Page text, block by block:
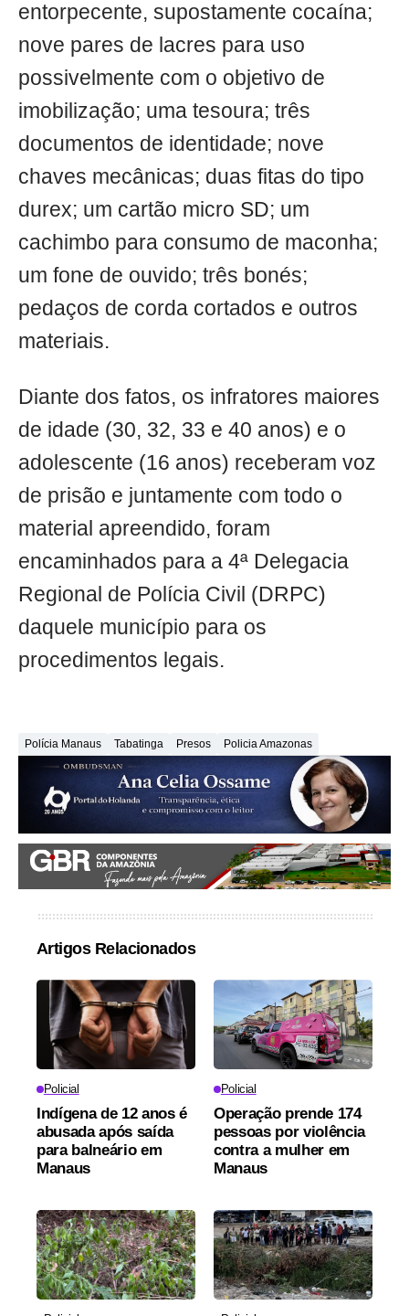
entorpecente, supostamente cocaína;
nove pares de lacres para uso
possivelmente com o objetivo de
imobilização; uma tesoura; três
documentos de identidade; nove
chaves mecânicas; duas fitas do tipo
durex; um cartão micro SD; um
cachimbo para consumo de maconha;
um fone de ouvido; três bonés;
pedaços de corda cortados e outros
materiais.
Diante dos fatos, os infratores maiores
de idade (30, 32, 33 e 40 anos) e o
adolescente (16 anos) receberam voz
de prisão e juntamente com todo o
material apreendido, foram
encaminhados para a 4ª Delegacia
Regional de Polícia Civil (DRPC)
daquele município para os
procedimentos legais.
Polícia Manaus Tabatinga Presos Policia Amazonas
Artigos Relacionados
Policial
Indígena de 12 anos é
abusada após saída
para balneário em
Manaus
Policial
Operação prende 174
pessoas por violência
contra a mulher em
Manaus